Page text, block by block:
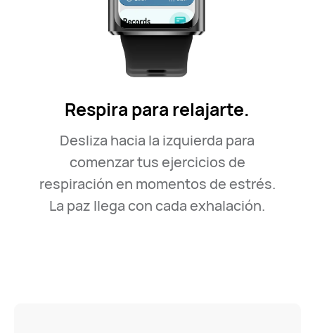
Respira para relajarte.
Desliza hacia la izquierda para
comenzar tus ejercicios de
respiraciónen momentos de estrés.
La paz llega con cada exhalación.